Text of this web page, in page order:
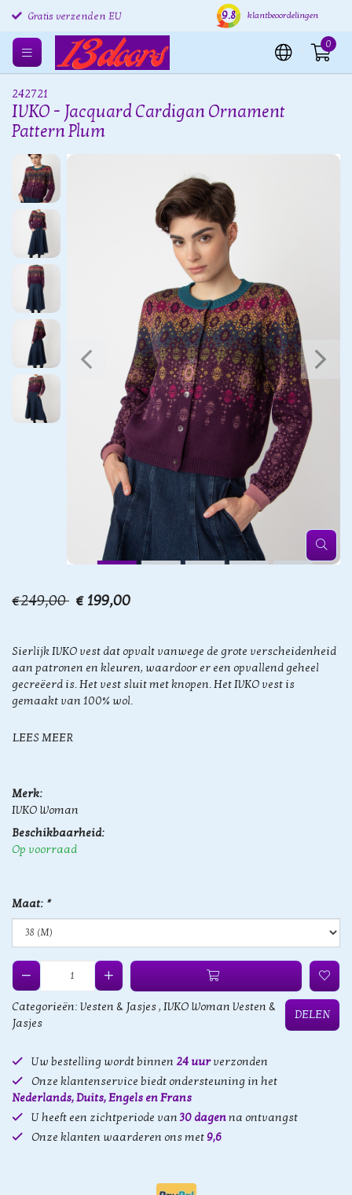
Gratis retourneren EU Verzending binnen 24 uur
9.8 klantbeoordelingen
0
242721
IVKO - Jacquard Cardigan Ornament
Pattern Plum
€249,00 € 199,00
Sierlijk IVKO vest dat opvalt vanwege de grote verscheidenheid
aan patronen en kleuren, waardoor er een opvallend geheel
gecreëerd is. Het vest sluit met knopen. Het IVKO vest is
gemaakt van 100% wol.
LEES MEER
Merk:
IVKO Woman
Beschikbaarheid:
Op voorraad
Maat: *
Categorieën: Vesten & Jasjes, IVKO Woman Vesten &
Jasjes
DELEN
Uw bestelling wordt binnen 24 uurverzonden
Onze klantenservice biedt ondersteuning in het
Nederlands, Duits, Engels en Frans
U heeft een zichtperiode van30 dagenna ontvangst
Onze klanten waarderen ons met 9,6